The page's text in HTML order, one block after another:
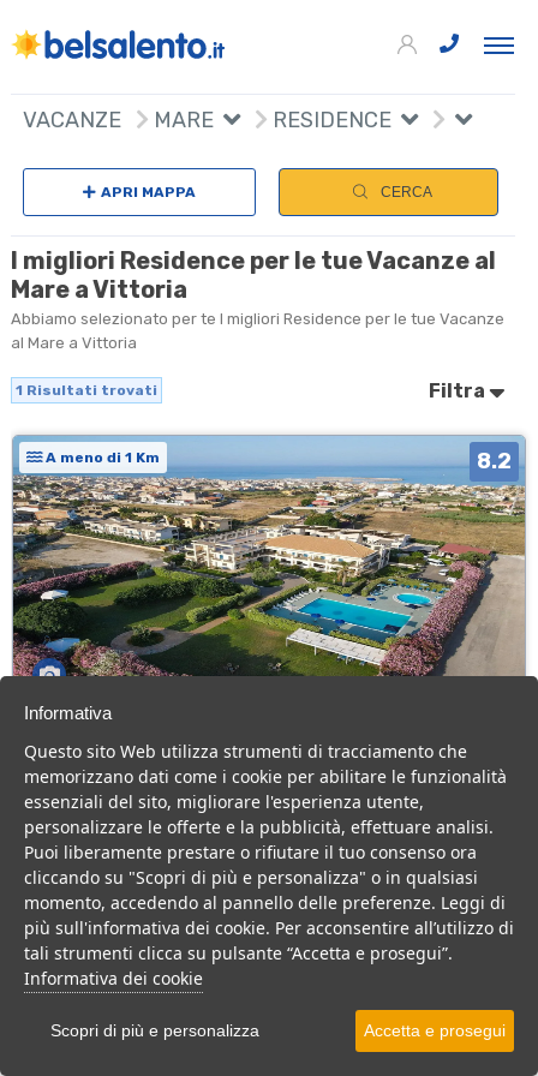
VACANZE MARE RESIDENCE
APRI MAPPA CERCA
I migliori Residence per le tue Vacanze al
Mare a Vittoria
Abbiamo selezionato per te I migliori Residence per le tue Vacanze
al Mare a Vittoria
1 Risultati trovati Filtra
A meno di 1 Km 8.2
Sicilia > Vittoria > Scoglitti
64 Camere
Hotel 4 stelle vicino al mare di Scoglitti, con piscine, animazione e
impianti sportivi. Consigliato per una vacanza in famiglia.
Villaggio Hotel Residence
VEDI SU MAPPA
+
Informativa
Questo sito Web utilizza strumenti di tracciamento che
memorizzano dati come i cookie per abilitare le funzionalità
essenziali del sito, migliorare l'esperienza utente,
personalizzare le offerte e la pubblicità, effettuare analisi.
Puoi liberamente prestare o rifiutare il tuo consenso ora
cliccando su "Scopri di più e personalizza" o in qualsiasi
momento, accedendo al pannello delle preferenze. Leggi di
più sull'informativa dei cookie. Per acconsentire all’utilizzo di
tali strumenti clicca su pulsante “Accetta e prosegui”.
Informativa dei cookie
Scopri di più e personalizza Accetta e prosegui